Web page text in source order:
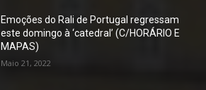
Emoções do Rali de Portugal regressam
este domingo à ‘catedral’ (C/HORÁRIO E
MAPAS)
Maio 21, 2022